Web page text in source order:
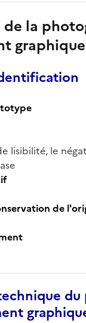
la
graphique
lisibilité, le
de